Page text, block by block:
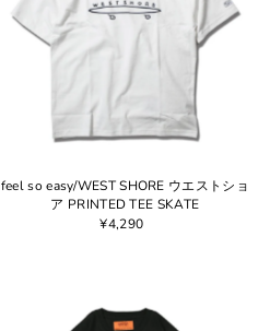
feel so easy/WEST SHORE ウエストショ
ア PRINTED TEE SKATE
¥4,290